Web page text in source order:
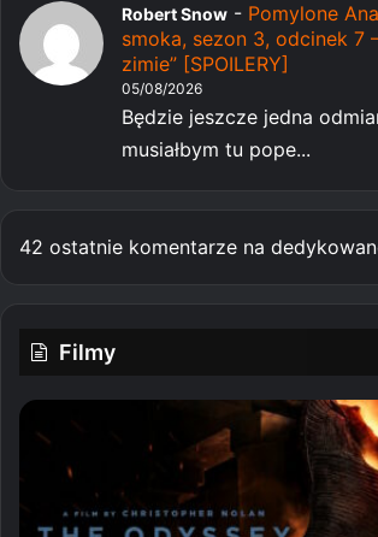
Robert Snow - Pomylone
smoka, sezon 3, odcinek 7
zimie” [SPOILERY]
05/08/2026
Będzie jeszcze jedna
musiałbym tu pope...
42 ostatnie komentarze na
Filmy